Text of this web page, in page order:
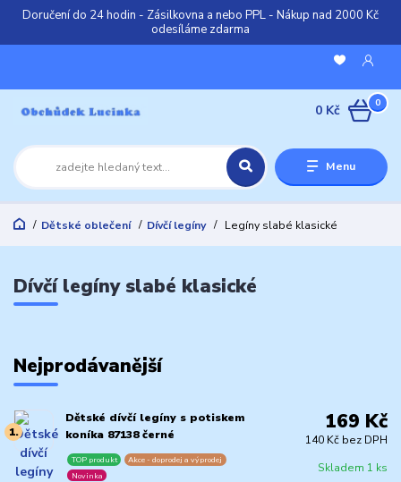
Doručení do 24 hodin - Zásilkovna a nebo PPL - Nákup nad 2000 Kč
odesíláme zdarma
Menu
0
0 Kč
Dětské oblečení Dívčí legíny Legíny slabé klasické
Dívčí legíny slabé klasické
Nejprodávanější
1.
Dětské dívčí legíny s potiskem
koníka 87138 černé
Skladem 1 ks
TOP produkt
Akce - doprodej a výprodej
Novinka
169 Kč
140 Kč bez DPH